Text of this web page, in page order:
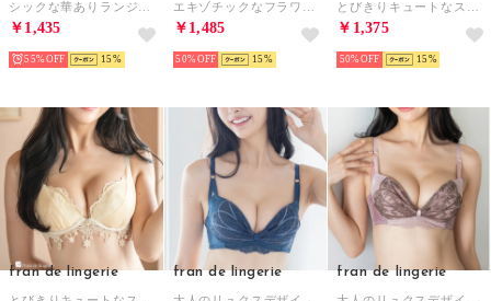
￥1,435
55% 15
￥1,485
50% 15
￥1,375
50% 15
fran de lingerie fran de lingerie fran de lingerie